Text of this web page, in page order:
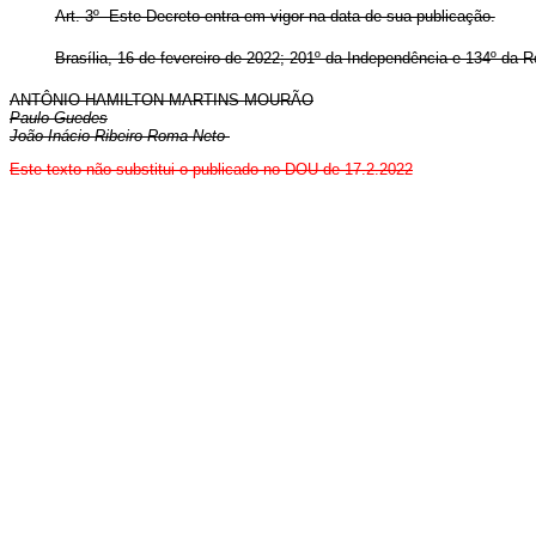
Art. 3º Este Decreto entra em vigor na data de sua publicação.
Brasília, 16 de fevereiro de 2022; 201º da Independência e 134º da
ANTÔNIO HAMILTON MARTINS MOURÃO
Paulo Guedes
João Inácio Ribeiro Roma Neto
Este texto não substitui o publicado no DOU de 17.2.2022